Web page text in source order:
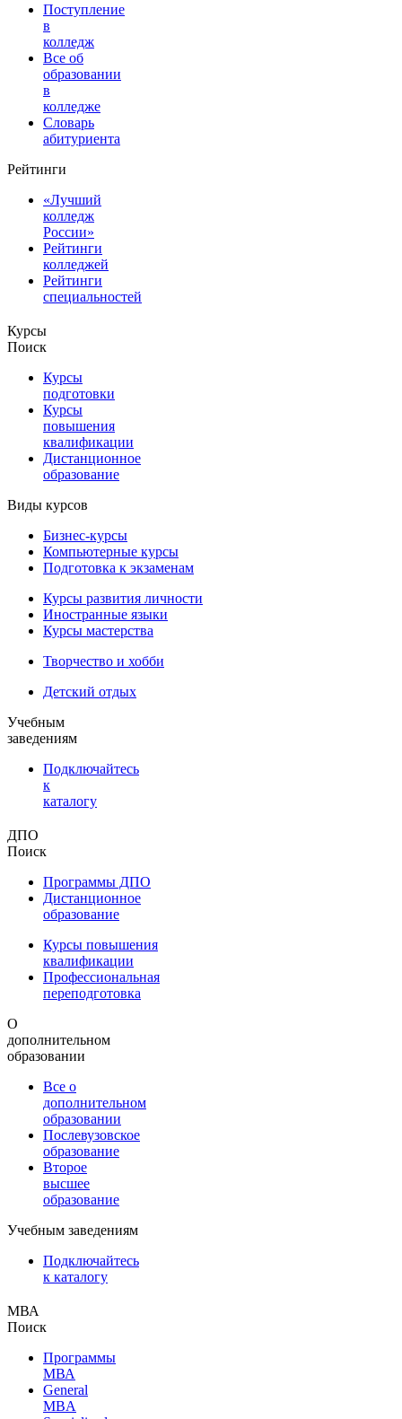
Поступление
в
колледж
Все об
образовании
в
колледже
Словарь
абитуриента
Рейтинги
«Лучший
колледж
России»
Рейтинги
колледжей
Рейтинги
специальностей
Курсы
Поиск
Курсы
подготовки
Курсы
повышения
квалификации
Дистанционное
образование
Виды курсов
Бизнес-курсы
Компьютерные курсы
Подготовка к экзаменам
Курсы развития личности
Иностранные языки
Курсы мастерства
Творчество и хобби
Детский отдых
Учебным
заведениям
Подключайтесь
к
каталогу
ДПО
Поиск
Программы ДПО
Дистанционное
образование
Курсы повышения
квалификации
Профессиональная
переподготовка
О
дополнительном
образовании
Все о
дополнительном
образовании
Послевузовское
образование
Второе
высшее
образование
Учебным заведениям
Подключайтесь
к каталогу
МВА
Поиск
Программы
МВА
General
MBA